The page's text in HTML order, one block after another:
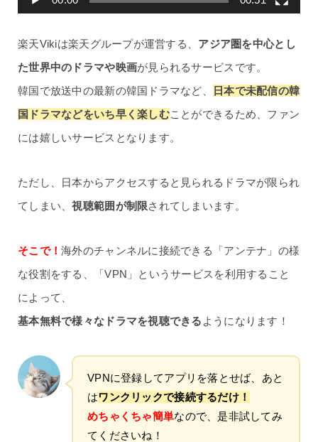
楽天Vikiは楽天グループが運営する、 アジア圏を中心とし
た世界中のドラマや映画が見られるサービスです。
韓国で放送中の最新の韓国ドラマなど、
日本で未配信の韓
国ドラマなどをいち早く楽しむことができるため、ファン
には嬉しいサービスとなります。
ただし、日本からアクセスすると見られるドラマが限られ
てしまい、視聴範囲が制限されてしまいます。
そこで！海外のチャンネルに接続できる「アンテナ」の様
な役割をする、「VPN」というサービスを利用すること
によって、
基本無料で様々なドラマを視聴できる ようになります！
VPNに登録してアプリを落とせば、あと
はワンクリックで接続するだけ！
めちゃくちゃ簡単なので、是非試してみ
てくださいね！